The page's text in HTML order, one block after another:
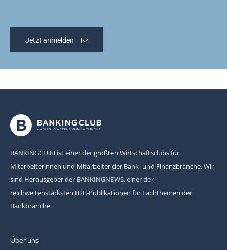
Jetzt anmelden
BANKINGCLUB ist einer der größten Wirtschaftsclubs für
Mitarbeiterinnen und Mitarbeiter der Bank- und Finanzbranche. Wir
sind Herausgeber der BANKINGNEWS, einer der
reichweitenstärksten B2B-Publikationen für Fachthemen der
Bankbranche.
Über uns